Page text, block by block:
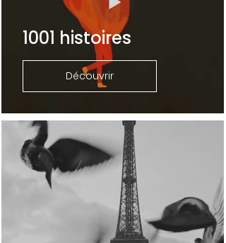
1001 histoires
Découvrir